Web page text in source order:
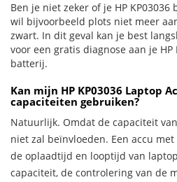
Ben je niet zeker of je HP
wil bijvoorbeeld plots niet meer
zwart. In dit geval kan je best
voor een gratis diagnose aan je HP
batterij.
Kan mijn HP KP03036 Laptop
capaciteiten gebruiken?
Natuurlijk. Omdat de capaciteit
niet zal beïnvloeden. Een accu
de oplaadtijd en looptijd van
capaciteit, de controlering van de